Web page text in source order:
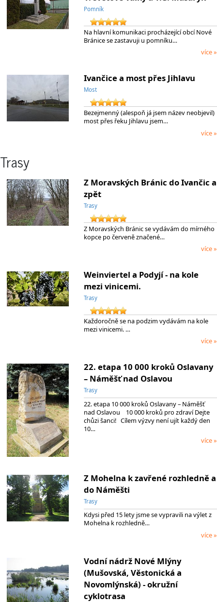
Pomník
Na hlavní komunikaci procházející obcí Nové
Bránice se zastavuji u pomníku…
více »
Ivančice a most přes Jihlavu
Most
Bezejmenný (alespoň já jsem název neobjevil)
most přes řeku Jihlavu jsem…
více »
Trasy
Z Moravských Bránic do Ivančic a
zpět
Trasy
Z Moravských Bránic se vydávám do mírného
kopce po červeně značené…
více »
Weinviertel a Podyjí - na kole
mezi vinicemi.
Trasy
Každoročně se na podzim vydávám na kole
mezi vinicemi. …
více »
22. etapa 10 000 kroků Oslavany
– Náměšť nad Oslavou
Trasy
22. etapa 10 000 kroků Oslavany – Náměšť
nad Oslavou 10 000 kroků pro zdraví Dejte
chůzi šanci! Cílem výzvy není ujít každý den
10…
více »
Z Mohelna k zavřené rozhledně a
do Náměšti
Trasy
Kdysi před 15 lety jsme se vypravili na výlet z
Mohelna k rozhledně…
více »
Vodní nádrž Nové Mlýny
(Mušovská, Věstonická a
Novomlýnská) - okružní
cyklotrasa